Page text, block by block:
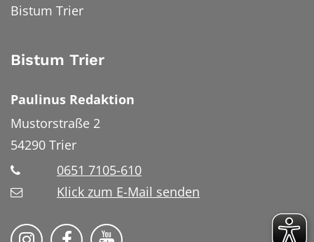
Bistum Trier
Bistum Trier
Paulinus Redaktion
Mustorstraße 2
54290 Trier
0651 7105-610
Klick zum E-Mail senden
Bistum Trier auf Instragram
Bistum Trier auf Facebook
Bistum Trier auf YouTube